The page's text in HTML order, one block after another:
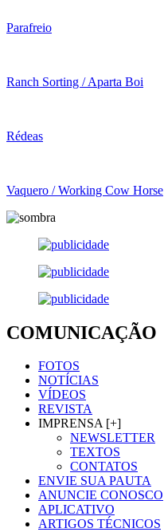
Parafreio
Ranch Sorting / Aparta Boi
Rédeas
Vaquero / Working Cow Horse
COMUNICAÇÃO
FOTOS
NOTÍCIAS
VÍDEOS
REVISTA
IMPRENSA [+]
NEWSLETTER
TEXTOS
CONTATOS
ENVIE SUA PAUTA
ANUNCIE CONOSCO
APLICATIVO
ARTIGOS TÉCNICOS